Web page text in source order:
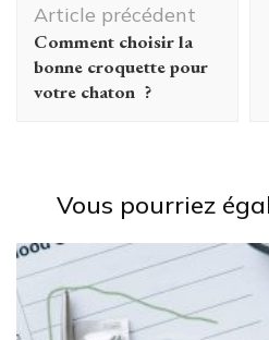
d'article
Article précédent
Comment choisir la
bonne croquette pour
votre chaton ?
Vous pourriez